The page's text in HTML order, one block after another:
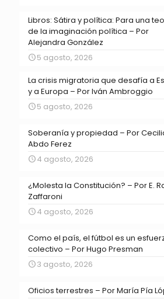
Libros: Sátira y política: Para una
de la imaginación política – Por
Alejandra González
5 agosto, 2026
La crisis migratoria que desafía a
y a Europa – Por Iván Ambroggio
5 agosto, 2026
Soberanía y propiedad – Por
Abdo Ferez
4 agosto, 2026
¿Molesta la Constitución? – Por E.
Zaffaroni
4 agosto, 2026
Como el país, el fútbol es un
colectivo – Por Hugo Presman
3 agosto, 2026
Oficios terrestres – Por María Pía